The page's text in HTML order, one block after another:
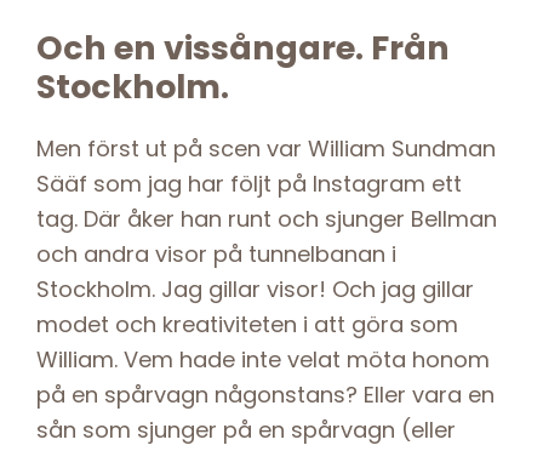
Och en vissångare. Från
Stockholm.
Men först ut på scen var William Sundman
Sääf som jag har följt på Instagram ett
tag. Där åker han runt och sjunger Bellman
och andra visor på tunnelbanan i
Stockholm. Jag gillar visor! Och jag gillar
modet och kreativiteten i att göra som
William. Vem hade inte velat möta honom
på en spårvagn någonstans? Eller vara en
sån som sjunger på en spårvagn (eller